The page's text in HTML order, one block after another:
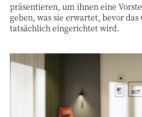
präsentieren, um ihnen eine
geben, was sie erwartet, bevor das
tatsächlich eingerichtet wird.